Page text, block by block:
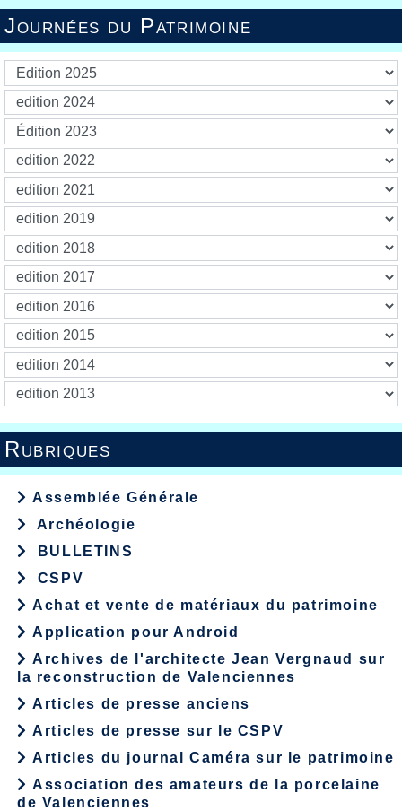
Journées du Patrimoine
Rubriques
Assemblée Générale
Archéologie
BULLETINS
CSPV
Achat et vente de matériaux du patrimoine
Application pour Android
Archives de l'architecte Jean Vergnaud sur
la reconstruction de Valenciennes
Articles de presse anciens
Articles de presse sur le CSPV
Articles du journal Caméra sur le patrimoine
Association des amateurs de la porcelaine
de Valenciennes